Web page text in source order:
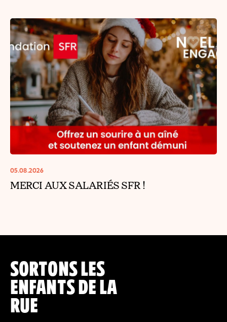
05.08.2026
MERCI AUX SALARIÉS SFR !
SORTONS LES
ENFANTS DE LA
RUE